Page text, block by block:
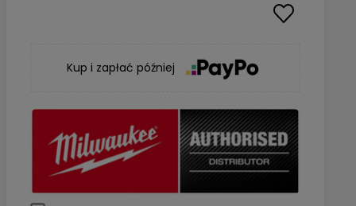
Kup i zapłać później